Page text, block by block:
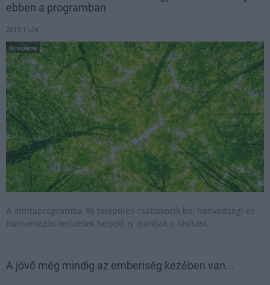
ebben a programban
2019.11.04
Országos
A mintaprogramba 86 település csatlakozik be, honvédségi és
barnamezős területek helyett is ajánlják a fásítást.
A jövő még mindig az emberiség kezében van...